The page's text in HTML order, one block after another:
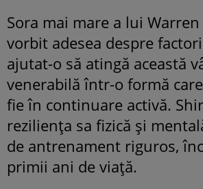
Sora mai mare a lui
vorbit adesea despre
ajutat-o să atingă această
venerabilă într-o formă
fie în continuare activă.
reziliența sa fizică și
de antrenament riguros,
primii ani de viață.